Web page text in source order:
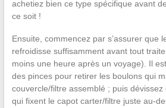
achetiez bien ce type spécifique avant
ce soit !
Ensuite, commencez par s’assurer que
refroidisse suffisamment avant tout
moins une heure après un voyage). Il
des pinces pour retirer les boulons qui
couvercle/filtre assemblé ; puis
qui fixent le capot carter/filtre juste au-